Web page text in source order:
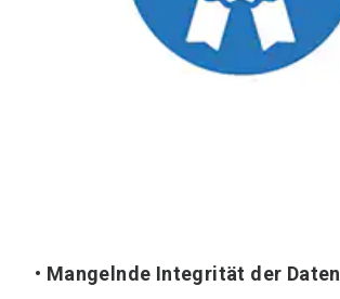
• Mangelnde Integrität der Daten